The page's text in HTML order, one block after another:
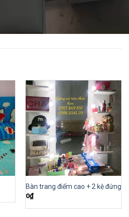
Bàn trang điểm cao + 2 kệ đứng
0₫